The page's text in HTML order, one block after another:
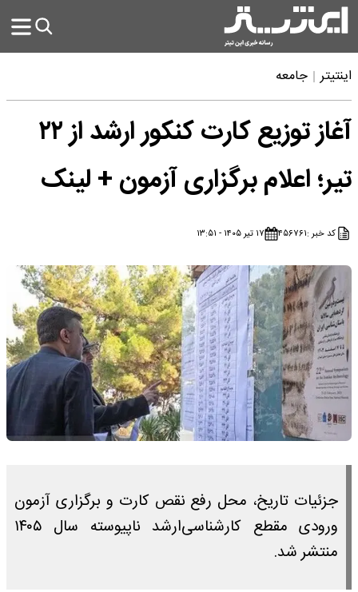
اینتیتر جامعه
آغاز توزیع کارت کنکور ارشد از ۲۲
تیر؛ اعلام برگزاری آزمون + لینک
کد خبر :۴۵۶۷۶۱ ۱۷ تیر ۱۴۰۵ - ۱۳:۵۱
جزئیات تاریخ‌، محل‌ رفع نقص کارت و برگزاری‌ آزمون‌
ورودی مقطع کارشناسی‌ارشد ناپیوسته‌ سال‌ ۱۴۰۵
منتشر شد.